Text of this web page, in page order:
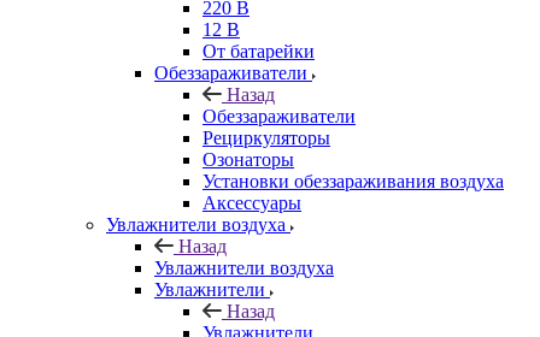
220 В
12 В
От батарейки
Обеззараживатели
Назад
Обеззараживатели
Рециркуляторы
Озонаторы
Установки обеззараживания воздуха
Аксессуары
Увлажнители воздуха
Назад
Увлажнители воздуха
Увлажнители
Назад
Увлажнители